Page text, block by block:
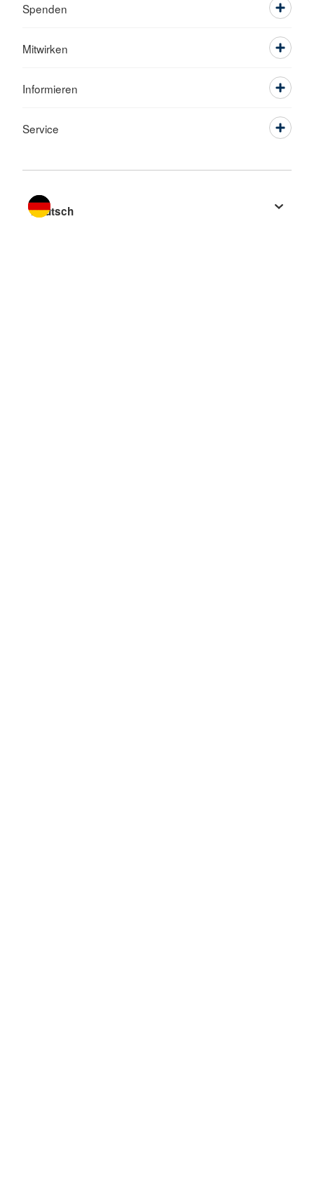
Spenden
Mitwirken
Informieren
Service
Sprache wechseln zu